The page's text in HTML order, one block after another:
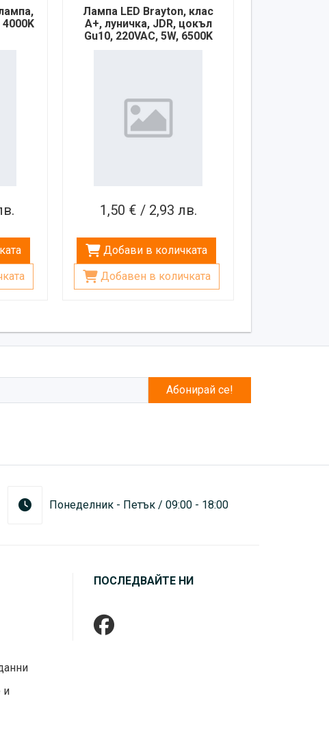
4000K
Лампа LED Brayton, клас
A+, луничка, JDR, цокъл
Gu10, 220VAC, 5W, 6500K
1,50 € / 2,93 лв.
Добави в количката
Добавен в количката
Абонирай се!
Понеделник - Петък / 09:00 - 18:00
и
ПОСЛЕДВАЙТЕ НИ